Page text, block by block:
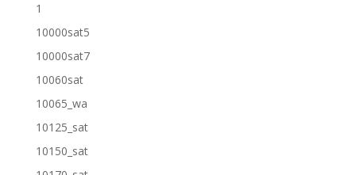
1
10000sat5
10000sat7
10060sat
10065_wa
10125_sat
10150_sat